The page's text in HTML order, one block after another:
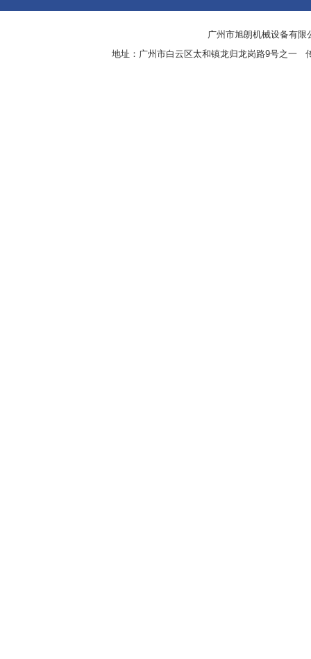
广州市旭朗机械设备有限
地址：广州市白云区太和镇龙归龙岗路9号之一